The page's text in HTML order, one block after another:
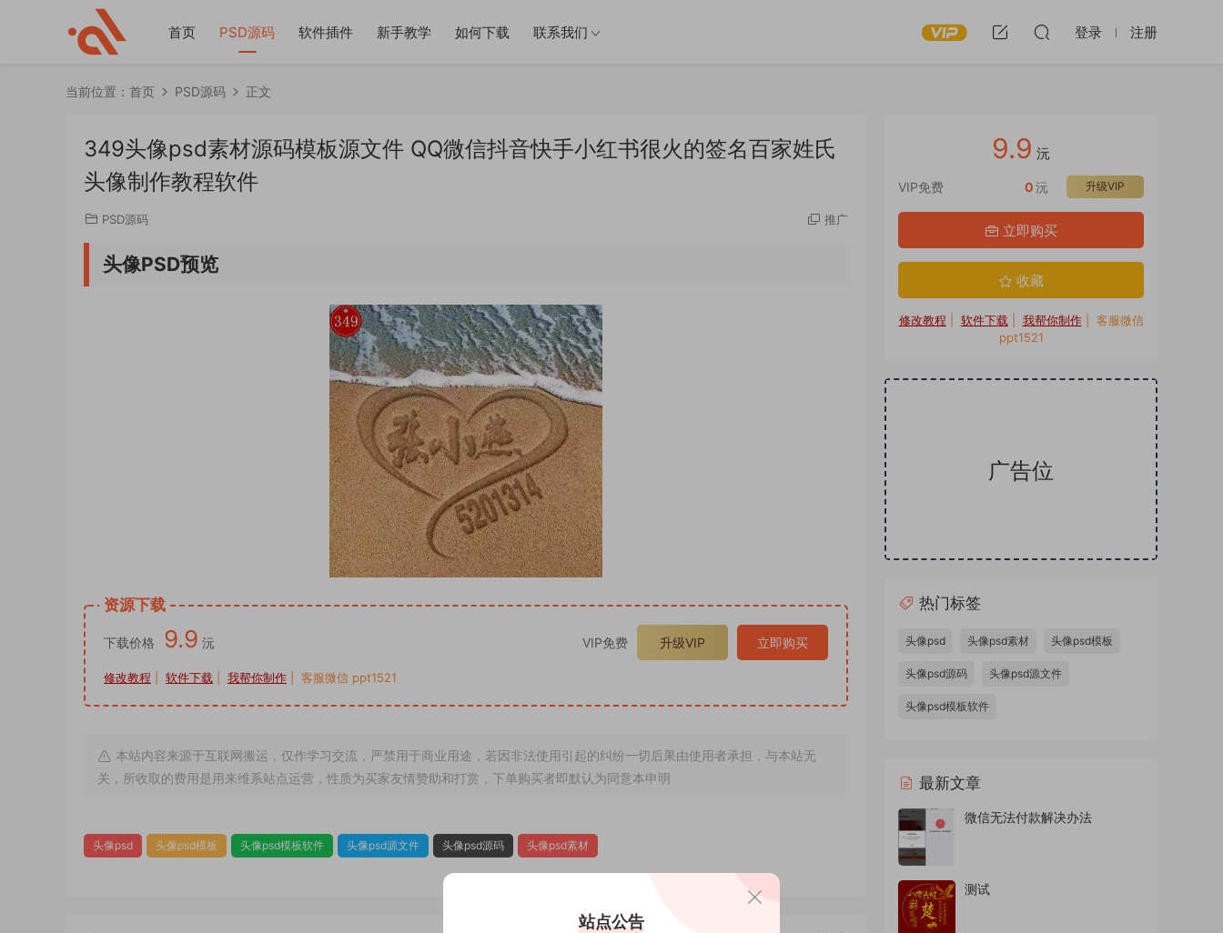
首页 PSD源码 软件插件 新手教学 如何下载 联系我们 登录 注册
当前位置： 首页 PSD源码 正文
349头像psd素材源码模板源文件 QQ微信抖音快手小红书很火的签名百家姓氏
头像制作教程软件
PSD源码 推广
头像PSD预览
资源下载
下载价格 9.9 沅 VIP免费 升级VIP 立即购买
修改教程 软件下载 我帮你制作 | 客服微信 ppt1521
本站内容来源于互联网搬运，仅作学习交流，严禁用于商业用途，若因非法使用引起的纠纷一切后果由使用者承担，与本站无
关，所收取的费用是用来维系站点运营，性质为买家友情赞助和打赏，下单购买者即默认为同意本申明
头像psd 头像psd模板 头像psd模板软件 头像psd源文件 头像psd源码 头像psd素材
9.9 沅
VIP免费 升级VIP
0沅
立即购买
收藏
修改教程 软件下载 我帮你制作| 客服微信
ppt1521
广告位
热门标签
头像psd 头像psd素材 头像psd模板
头像psd源码 头像psd源文件
头像psd模板软件
最新文章
微信无法付款解决办法
测试
站点公告